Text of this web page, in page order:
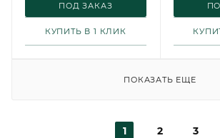
ПОД ЗАКАЗ
КУПИТЬ В 1 КЛИК
ПОКАЗАТЬ ЕЩЕ
1 2 3